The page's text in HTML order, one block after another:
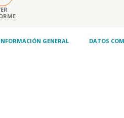
GENERAL DATOS